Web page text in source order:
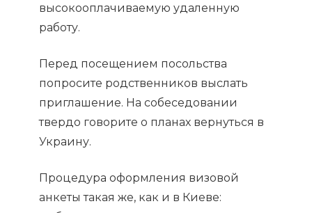
высокооплачиваемую удаленную
работу.
Перед посещением посольства
попросите родственников выслать
приглашение. На собеседовании
твердо говорите о планах вернуться в
Украину.
Процедура оформления визовой
анкеты такая же, как и в Киеве: